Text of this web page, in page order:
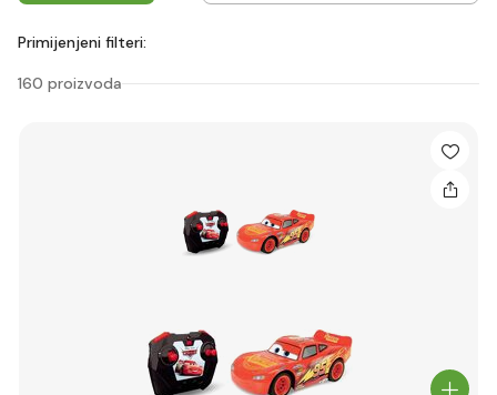
Primijenjeni filteri:
160 proizvoda